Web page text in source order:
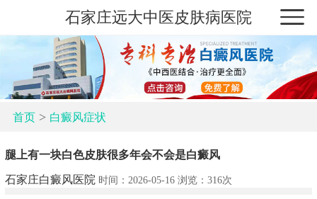
石家庄远大中医皮肤病医院
首页> 白癜风症状
腿上有一块白色皮肤很多年会不会是白癜风
石家庄白癜风医院 时间：2026-05-16 浏览： 316次